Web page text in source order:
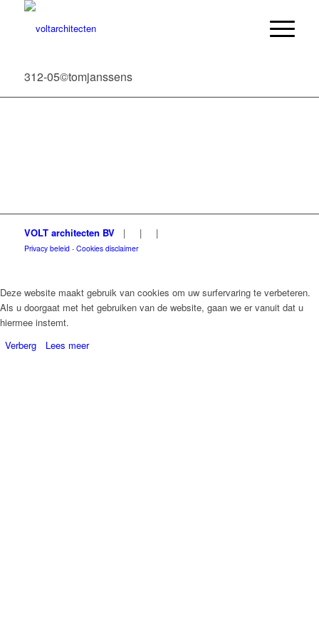
312-05©tomjanssens
VOLT architecten BV| | |
Privacy beleid- Cookies disclaimer
Deze website maakt gebruik van cookies om uw surfervaring te verbeteren.
Als u doorgaat met het gebruiken van de website, gaan we er vanuit dat u
hiermee instemt.
Verberg
Lees meer